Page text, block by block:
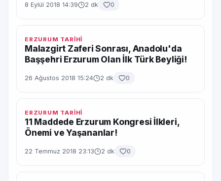
8 Eylül 2018 14:39 2 dk 0
ERZURUM TARİHİ
Malazgirt Zaferi Sonrası, Anadolu'da
Başşehri Erzurum Olan İlk Türk Beyliği!
26 Ağustos 2018 15:24 2 dk 0
ERZURUM TARİHİ
11 Maddede Erzurum Kongresi İlkleri,
Önemi ve Yaşananlar!
22 Temmuz 2018 23:13 2 dk 0